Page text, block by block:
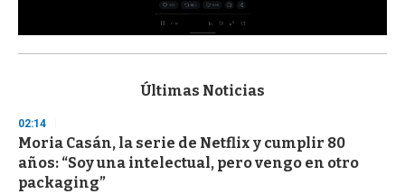
s
d
s
o
f
3
Últimas Noticias
02:14
Moria Casán, la serie de Netflix y cumplir 80
años: “Soy una intelectual, pero vengo en otro
packaging”